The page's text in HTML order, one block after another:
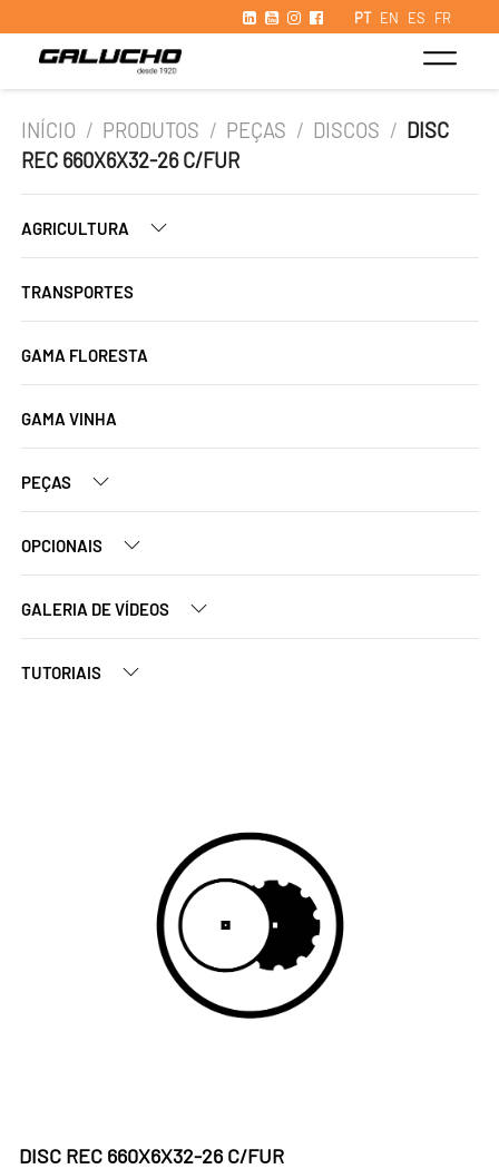
PT EN ES FR
INÍCIO / PRODUTOS / PEÇAS / DISCOS / DISC
REC 660X6X32-26 C/FUR
AGRICULTURA
TRANSPORTES
GAMA FLORESTA
GAMA VINHA
PEÇAS
OPCIONAIS
GALERIA DE VÍDEOS
TUTORIAIS
DISC REC 660X6X32-26 C/FUR